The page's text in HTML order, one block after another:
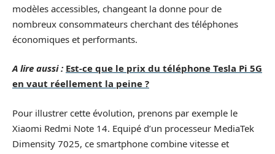
modèles accessibles, changeant la donne pour de
nombreux consommateurs cherchant des téléphones
économiques et performants.
A lire aussi : Est-ce que le prix du téléphone Tesla Pi 5G
en vaut réellement la peine ?
Pour illustrer cette évolution, prenons par exemple le
Xiaomi Redmi Note 14. Equipé d’un processeur MediaTek
Dimensity 7025, ce smartphone combine vitesse et